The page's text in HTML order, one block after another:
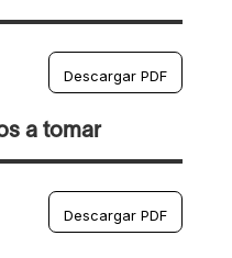
Descargar PDF
a tomar
Descargar PDF